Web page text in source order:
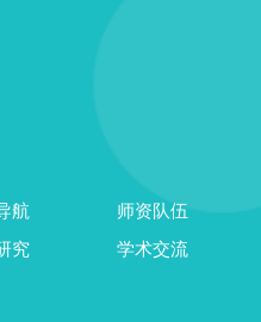
航
师资队伍
究
学术交流